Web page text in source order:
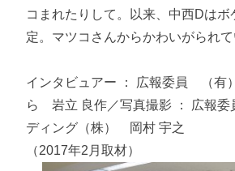
コまれたりして。以来、中西Dは
定。マツコさんからかわいがられて
インタビュアー ： 広報委員 （有
ら 岩立 良作／写真撮影 ： 広報
ディング（株） 岡村 宇之
（2017年2月取材）